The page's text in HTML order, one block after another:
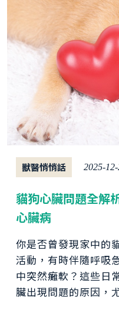
獸醫悄悄話 2025-
貓狗心臟問題全解
心臟病
你是否曾發現家中的
活動，有時伴隨呼吸
中突然癱軟？這些日
臟出現問題的原因，